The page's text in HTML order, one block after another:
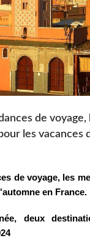
de voyage,
les vacances
de voyage, les
en France.
deux